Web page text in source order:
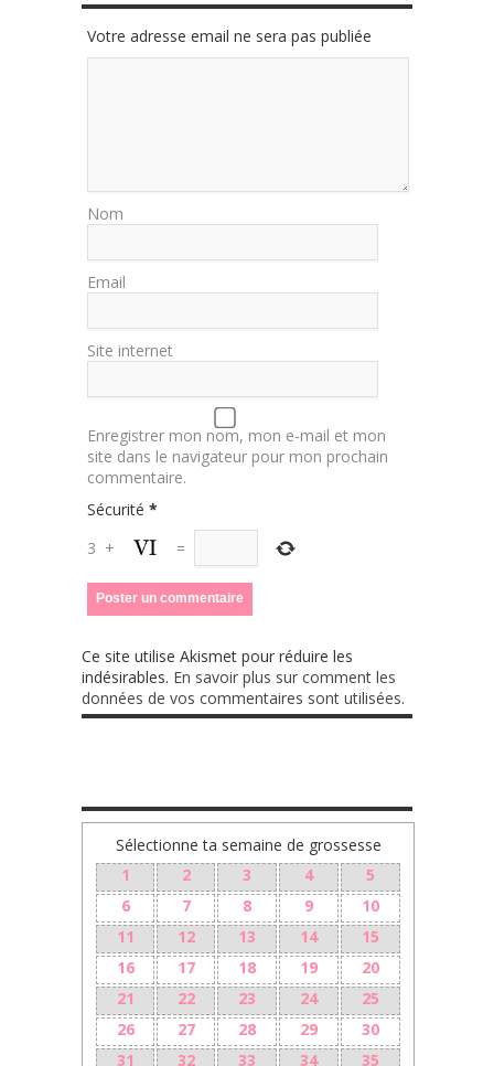
Votre adresse email ne sera pas publiée
Nom
Email
Site internet
Enregistrer mon nom, mon e-mail et mon
site dans le navigateur pour mon prochain
commentaire.
Sécurité *
3 + =
Ce site utilise Akismet pour réduire les
indésirables. En savoir plus sur comment les
données de vos commentaires sont utilisées.
Sélectionne ta semaine de grossesse
1
2 3 4
5
6
7 8 9
10
11
12 13 14
15
16
17 18 19
20
21
22 23 24
25
26
27 28 29
30
31
32 33 34 35